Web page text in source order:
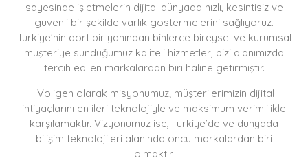
sayesinde işletmelerin dijital dünyada hızlı, kesintisiz ve
güvenli bir şekilde varlık göstermelerini sağlıyoruz.
Türkiye'nin dört bir yanından binlerce bireysel ve kurumsal
müşteriye sunduğumuz kaliteli hizmetler, bizi alanımızda
tercih edilen markalardan biri haline getirmiştir.
Voligen olarak misyonumuz; müşterilerimizin dijital
ihtiyaçlarını en ileri teknolojiyle ve maksimum verimlilikle
karşılamaktır. Vizyonumuz ise, Türkiye’de ve dünyada
bilişim teknolojileri alanında öncü markalardan biri
olmaktır.